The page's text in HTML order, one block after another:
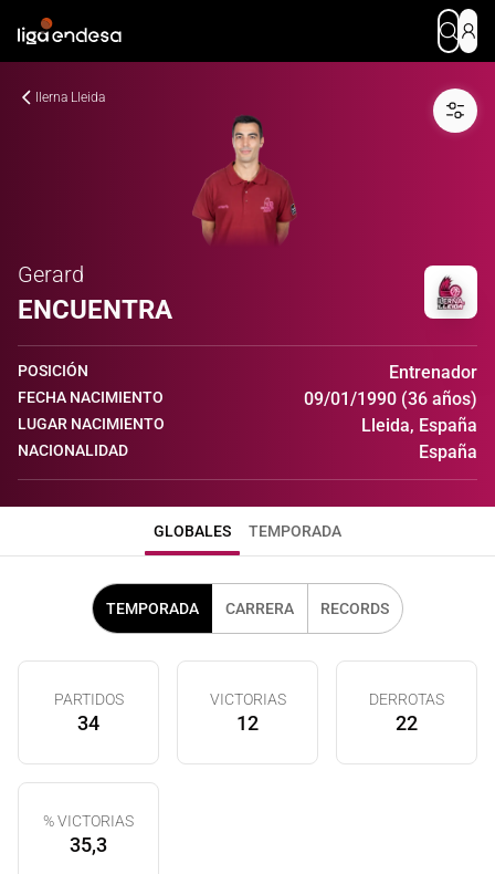
Ilerna Lleida
Gerard
ENCUENTRA
POSICIÓN Entrenador
FECHA NACIMIENTO 09/01/1990 (36 años)
LUGAR NACIMIENTO Lleida, España
NACIONALIDAD España
GLOBALES TEMPORADA
TEMPORADA CARRERA RECORDS
PARTIDOS
34
VICTORIAS
12
DERROTAS
22
% VICTORIAS
35,3